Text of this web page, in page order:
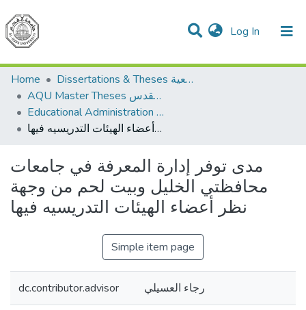
Log In (current)
Communities & Collections
All of DSpace
Home
Dissertations & Theses الرسائل الجامعية
AQU Master Theses الرسائل الجامعية الخاصة بجامعة القدس
Educational Administration الادارة التربوية
مدى توفر إدارة المعرفة في جامعات محافظتي الخليل وبيت لحم من وجهة نظر أعضاء الهيئات التدريسيه فيها
مدى توفر إدارة المعرفة في جامعات
محافظتي الخليل وبيت لحم من وجهة
نظر أعضاء الهيئات التدريسيه فيها
Simple item page
dc.contributor.advisor رجاء العسيلي